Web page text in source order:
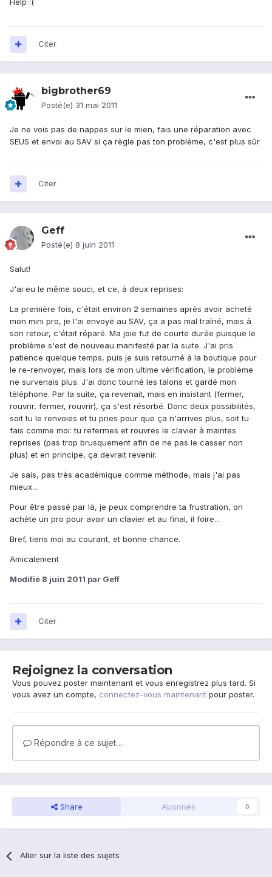
Help :(
Citer
bigbrother69
Posté(e) 31 mai 2011
Je ne vois pas de nappes sur le mien, fais une réparation avec
SEUS et envoi au SAV si ça règle pas ton problème, c'est plus sûr
Citer
Geff
Posté(e) 8 juin 2011
Salut!
J'ai eu le même souci, et ce, à deux reprises:
La première fois, c'était environ 2 semaines après avoir acheté
mon mini pro, je l'ai envoyé au SAV, ça a pas mal traîné, mais à
son retour, c'était réparé. Ma joie fut de courte durée puisque le
problème s'est de nouveau manifesté par la suite. J'ai pris
patience quelque temps, puis je suis retourné à la boutique pour
le re-renvoyer, mais lors de mon ultime vérification, le problème
ne survenais plus. J'ai donc tourné les talons et gardé mon
téléphone. Par la suite, ça revenait, mais en insistant (fermer,
rouvrir, fermer, rouvrir), ça s'est résorbé. Donc deux possibilités,
soit tu le renvoies et tu pries pour que ça n'arrives plus, soit tu
fais comme moi: tu refermes et rouvres le clavier à maintes
reprises (pas trop brusquement afin de ne pas le casser non
plus) et en principe, ça devrait revenir.
Je sais, pas très académique comme méthode, mais j'ai pas
mieux...
Pour être passé par là, je peux comprendre ta frustration, on
achète un pro pour avoir un clavier et au final, il foire...
Bref, tiens moi au courant, et bonne chance.
Amicalement
Modifié 8 juin 2011 par Geff
Citer
Rejoignez la conversation
Vous pouvez poster maintenant et vous enregistrez plus tard. Si
vous avez un compte, connectez-vous maintenant pour poster.
Répondre à ce sujet…
Share Abonnés 0
Aller sur la liste des sujets